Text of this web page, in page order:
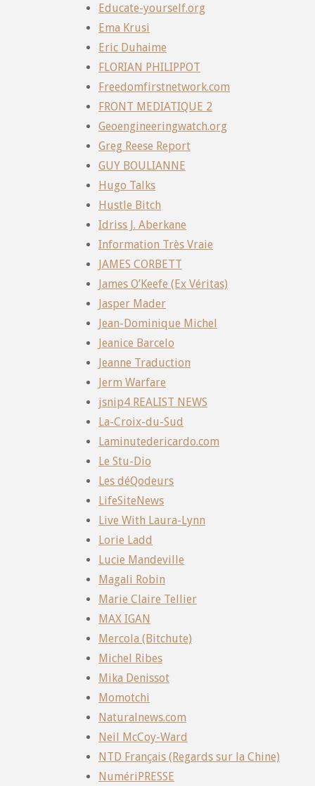
Educate-yourself.org
Ema Krusi
Eric Duhaime
FLORIAN PHILIPPOT
Freedomfirstnetwork.com
FRONT MEDIATIQUE 2
Geoengineeringwatch.org
Greg Reese Report
GUY BOULIANNE
Hugo Talks
Hustle Bitch
Idriss J. Aberkane
Information Très Vraie
JAMES CORBETT
James O’Keefe (Ex Véritas)
Jasper Mader
Jean-Dominique Michel
Jeanice Barcelo
Jeanne Traduction
Jerm Warfare
jsnip4 REALIST NEWS
La-Croix-du-Sud
Laminutedericardo.com
Le Stu-Dio
Les déQodeurs
LifeSiteNews
Live With Laura-Lynn
Lorie Ladd
Lucie Mandeville
Magali Robin
Marie Claire Tellier
MAX IGAN
Mercola (Bitchute)
Michel Ribes
Mika Denissot
Momotchi
Naturalnews.com
Neil McCoy-Ward
NTD Français (Regards sur la Chine)
NumériPRESSE